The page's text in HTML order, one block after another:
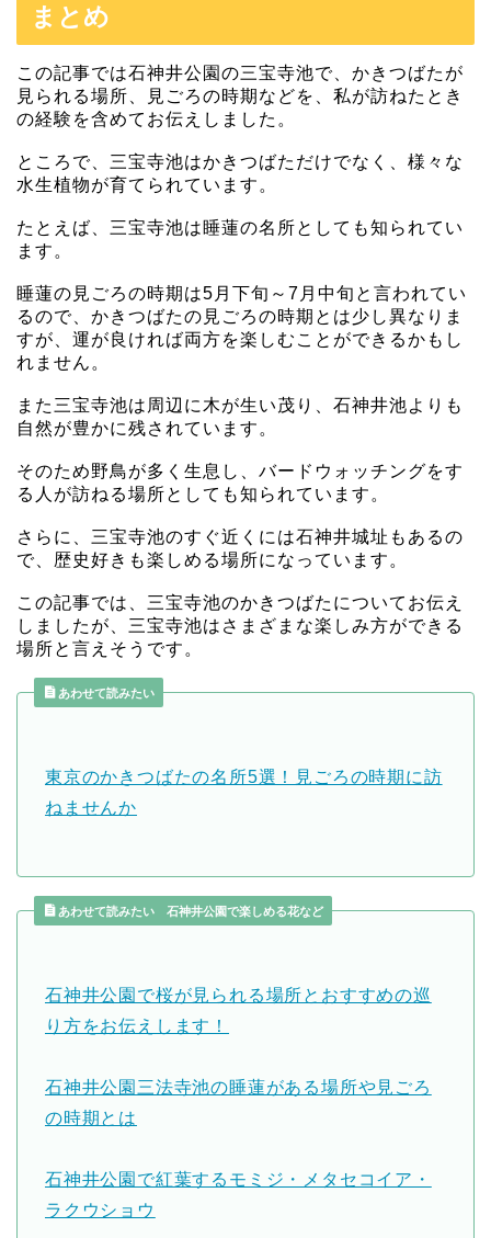
まとめ
この記事では石神井公園の三宝寺池で、かきつばたが
見られる場所、見ごろの時期などを、私が訪ねたとき
の経験を含めてお伝えしました。
ところで、三宝寺池はかきつばただけでなく、様々な
水生植物が育てられています。
たとえば、三宝寺池は睡蓮の名所としても知られてい
ます。
睡蓮の見ごろの時期は5月下旬～7月中旬と言われてい
るので、かきつばたの見ごろの時期とは少し異なりま
すが、運が良ければ両方を楽しむことができるかもし
れません。
また三宝寺池は周辺に木が生い茂り、石神井池よりも
自然が豊かに残されています。
そのため野鳥が多く生息し、バードウォッチングをす
る人が訪ねる場所としても知られています。
さらに、三宝寺池のすぐ近くには石神井城址もあるの
で、歴史好きも楽しめる場所になっています。
この記事では、三宝寺池のかきつばたについてお伝え
しましたが、三宝寺池はさまざまな楽しみ方ができる
場所と言えそうです。
あわせて読みたい
東京のかきつばたの名所5選！見ごろの時期に訪
ねませんか
あわせて読みたい 石神井公園で楽しめる花など
石神井公園で桜が見られる場所とおすすめの巡
り方をお伝えします！
石神井公園三法寺池の睡蓮がある場所や見ごろ
の時期とは
石神井公園で紅葉するモミジ・メタセコイア・
ラクウショウ